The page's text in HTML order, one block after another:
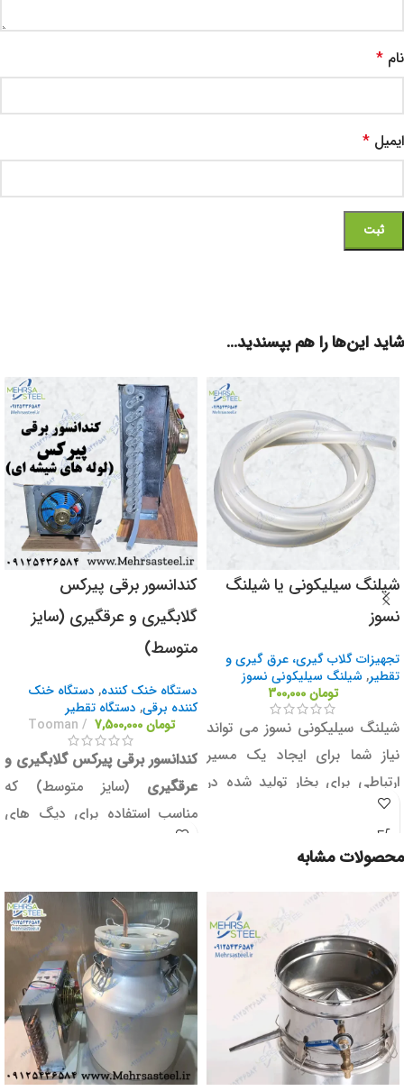
نام *
ایمیل *
شاید این‌ها را هم بپسندید…
شیلنگ سیلیکونی یا شیلنگ
نسوز
تجهیزات گلاب گیری، عرق گیری و
تقطیر,شیلنگ سیلیکونی نسوز
تومان
شیلنگ سیلیکونی نسوز می تواند
نیاز شما برای ایجاد یک مسیر
ارتباطی برای بخار تولید شده در
دستگاه تقطیر و دستگاه خنک
کننده باشد. در واقع شیلنگ نسوز
سیلیکونی بهترین گزینه برای
انتقال بخارات گیاهی به
کندانسور
است و بر خلاف شیلنگ
های پلاستیکی هیچ بو، مزه و یا
اثر سمی ای بر روی محصول ایجاد
نخواهد کرد.
کندانسور برقی پیرکس
گلابگیری و عرقگیری (سایز
متوسط)
دستگاه خنک کننده, دستگاه خنک
کننده برقی, دستگاه تقطیر
تومان7,500,000
Tooman
کندانسور برقی پیرکس گلابگیری و
عرقگیری (سایز متوسط) که
مناسب استفاده برای دیگ های
دستگاه تقطیر
که لوله های داخلی آن شیشه ای
(پیرکس) می باشد عبارتند از: طول
رادیات ۴۲ سانتی متر، ارتفاع
رادیات ۳۵ سانتی متر و قطر
رادیات ۱۰ سانتی متر، همچنین
وزن تقریبی این دستگاه خنک
کننده تقطیر حدودا 5.7 کیلوگرم
می باشد.
محصولات مشابه